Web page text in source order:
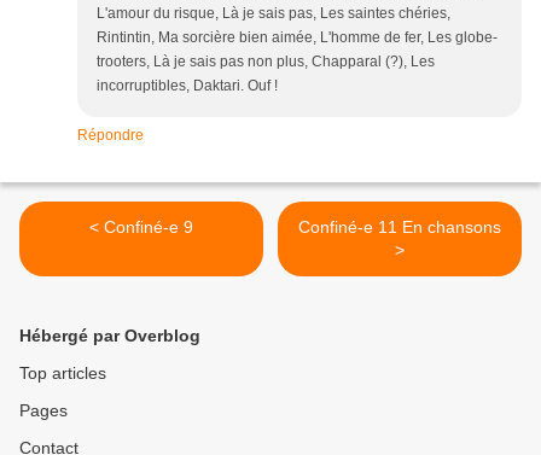
L'amour du risque, Là je sais pas, Les saintes chéries,
Rintintin, Ma sorcière bien aimée, L'homme de fer, Les globe-
trooters, Là je sais pas non plus, Chapparal (?), Les
incorruptibles, Daktari. Ouf !
Répondre
< Confiné-e 9
Confiné-e 11 En chansons
>
Hébergé par Overblog
Top articles
Pages
Contact